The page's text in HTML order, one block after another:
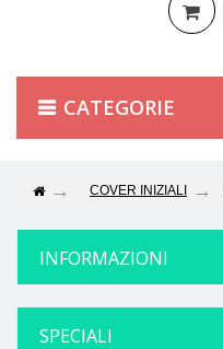
CATEGORIE
COVER INIZIALI
INFORMAZIONI
SPECIALI